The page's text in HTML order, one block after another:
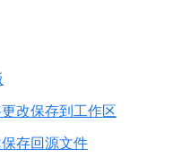
改保存到工作区
存回源文件